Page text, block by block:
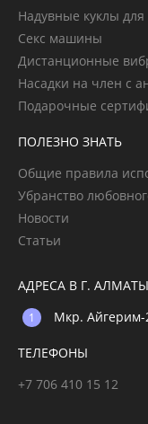
Надувные куклы для
Секс машины
Дистанционные
Насадки на член с
Подарочные
ПОЛЕЗНО ЗНАТЬ
Общие правила
Убранство
Новости
Статьи
АДРЕСА В Г. АЛМАТЫ
Мкр.
ТЕЛЕФОНЫ
+7 706 410 15 12